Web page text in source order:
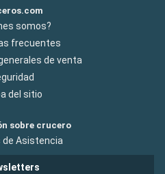
somos?
frecuentes
de venta
del sitio
sobre crucero
de Asistencia